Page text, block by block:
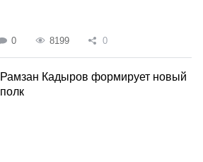
0 8199 0
Рамзан Кадыров формирует новый
полк